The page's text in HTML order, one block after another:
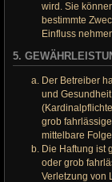
wird. Sie
bestimmte
Einfluss
5.
Der Betreiber
und
grob
mittelbare
Die Haftung ist
oder grob
Verletzung von